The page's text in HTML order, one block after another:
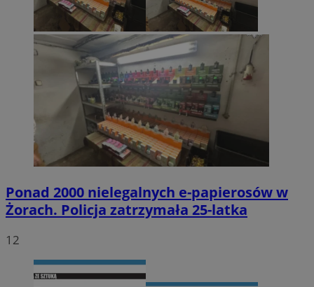
Ponad 2000 nielegalnych e-papierosów w
Żorach. Policja zatrzymała 25-latka
12